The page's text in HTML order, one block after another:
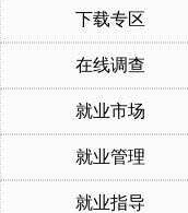
下载专区
在线调查
就业市场
就业管理
就业指导